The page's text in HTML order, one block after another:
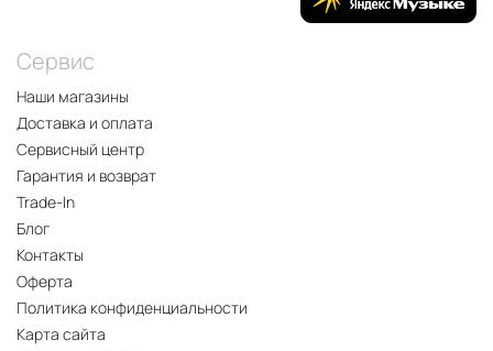
Сервис
Наши магазины
Доставка и оплата
Сервисный центр
Гарантия и возврат
Trade-In
Блог
Контакты
Оферта
Политика конфиденциальности
Карта сайта